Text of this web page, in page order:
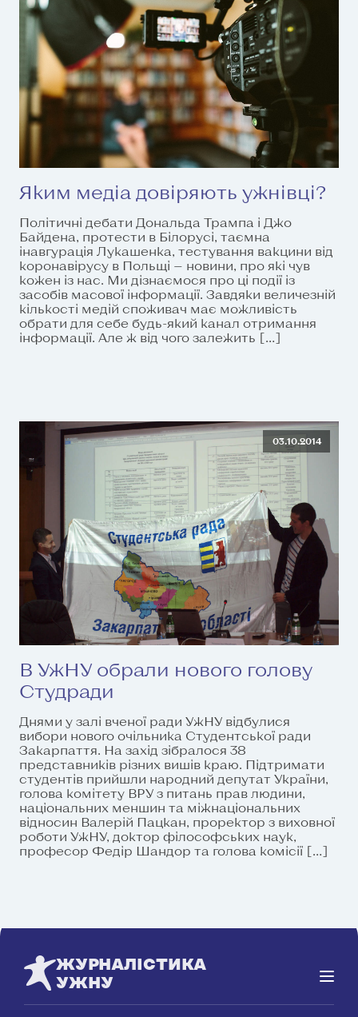
Яким медіа довіряють ужнівці?
Політичні дебати Дональда Трампа і Джо
Байдена, протести в Білорусі, таємна
інавгурація Лукашенка, тестування вакцини від
коронавірусу в Польщі — новини, про які чув
кожен із нас. Ми дізнаємося про ці події із
засобів масової інформації. Завдяки величезній
кількості медій споживач має можливість
обрати для себе будь-який канал отримання
інформації. Але ж від чого залежить […]
03.10.2014
В УжНУ обрали нового голову
Студради
Днями у залі вченої ради УжНУ відбулися
вибори нового очільника Студентської ради
Закарпаття. На захід зібралося 38
представників різних вишів краю. Підтримати
студентів прийшли народний депутат України,
голова комітету ВРУ з питань прав людини,
національних меншин та міжнаціональних
відносин Валерій Пацкан, проректор з виховної
роботи УжНУ, доктор філософських наук,
професор Федір Шандор та голова комісії […]
ЖУРНАЛІСТИКА
УЖНУ